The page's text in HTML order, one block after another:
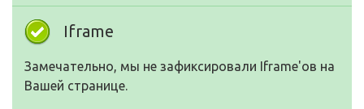
Iframe
Замечательно, мы не зафиксировали Iframe'ов на
Вашей странице.